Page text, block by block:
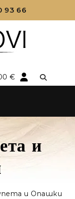
93 66
€
и
и Опашки